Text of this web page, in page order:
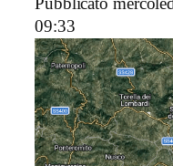
Pubblicato
09:33